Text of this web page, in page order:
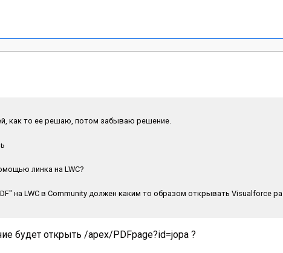
как то ее решаю, потом забываю решение.
линка на LWC?
открывать Visualforce page и и при этом
будет открыть /apex/PDFpage?id=jopa ?